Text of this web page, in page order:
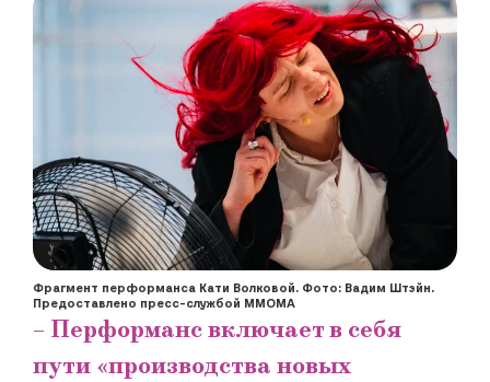
Фрагмент перформанса Кати Волковой. Фото: Вадим Штэйн.
Предоставлено пресс-службой ММОМА
– Перформанс включает в себя
пути «производства новых